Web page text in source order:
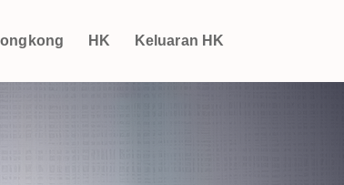
HK Keluaran HK